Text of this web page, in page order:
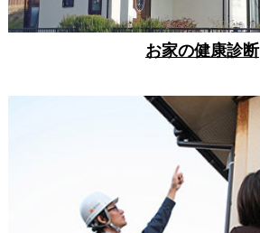
お家の健康診断